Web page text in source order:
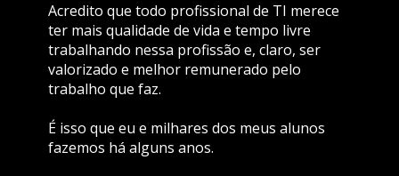
Acredito que todo profissional de TI merece
ter mais qualidade de vida e tempo livre
trabalhando nessa profissão e, claro, ser
valorizado e melhor remunerado pelo
trabalho que faz.
É isso que eu e milhares dos meus alunos
fazemos há alguns anos.